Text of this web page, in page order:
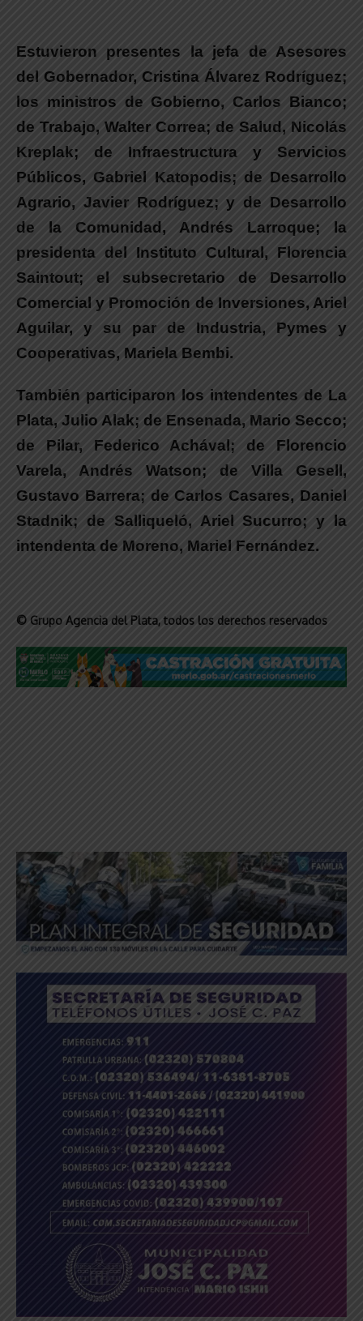
Estuvieron presentes la jefa de Asesores
del Gobernador, Cristina Álvarez Rodríguez;
los ministros de Gobierno, Carlos Bianco;
de Trabajo, Walter Correa; de Salud, Nicolás
Kreplak; de Infraestructura y Servicios
Públicos, Gabriel Katopodis; de Desarrollo
Agrario, Javier Rodríguez; y de Desarrollo
de la Comunidad, Andrés Larroque; la
presidenta del Instituto Cultural, Florencia
Saintout; el subsecretario de Desarrollo
Comercial y Promoción de Inversiones, Ariel
Aguilar, y su par de Industria, Pymes y
Cooperativas, Mariela Bembi.
También participaron los intendentes de La
Plata, Julio Alak; de Ensenada, Mario Secco;
de Pilar, Federico Achával; de Florencio
Varela, Andrés Watson; de Villa Gesell,
Gustavo Barrera; de Carlos Casares, Daniel
Stadnik; de Salliqueló, Ariel Sucurro; y la
intendenta de Moreno, Mariel Fernández.
© Grupo Agencia del Plata, todos los derechos reservados